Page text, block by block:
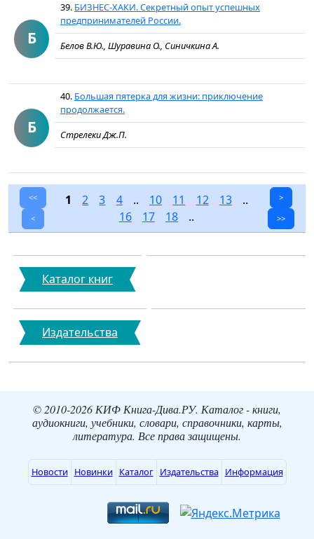
Б
39. БИЗНЕС-ХАКИ. Секретный опыт успешных
предпринимателей России.
Белов В.Ю., Шуравина О., Синичкина А.
Б
40. Большая пятерка для жизни: приключение
продолжается.
Стрелеки Дж.П.
<<
<
1 2 3 4.. 10 11 12 13..
16
17 18 ..
>
>>
Каталог книг
Издательства
© 2010-2026 КИФ Книга-Дива.РУ. Каталог - книги,
аудиокниги, учебники, словари, справочники, карты,
литература. Все права защищены.
Новости Новинки Каталог Издательства Информация